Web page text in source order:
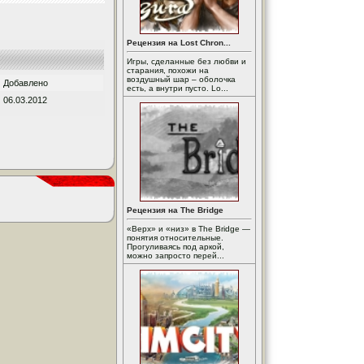
Добавлено
06.03.2012
Рецензия на Lost Chron...
Игры, сделанные без любви и
старания, похожи на
воздушный шар – оболочка
есть, а внутри пусто. Lo...
Рецензия на The Bridge
«Верх» и «низ» в The Bridge —
понятия относительные.
Прогуливаясь под аркой,
можно запросто перей...